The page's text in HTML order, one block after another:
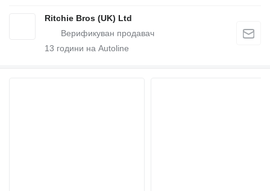
Ritchie Bros (UK) Ltd
13 години на Autoline